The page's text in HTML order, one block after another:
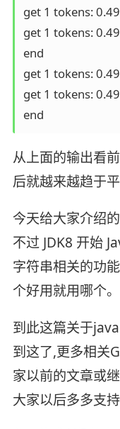
get 1 tokens:
get 1 tokens:
end
get 1 tokens:
get 1 tokens:
end
从上面的输出看
后就越来越趋于平
今天给大家介绍
不过 JDK8 开始
字符串相关的功
个好用就用哪个。
到此这篇关于
到这了,更多相关
家以前的文章或
大家以后多多支持